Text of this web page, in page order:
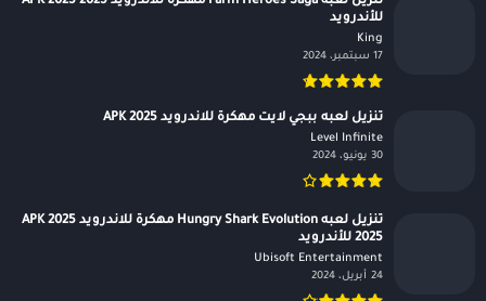
للأندرويد
King‏
17 سبتمبر، 2024
تنزيل لعبه ببجي لايت مهكرة للاندرويد APK 2025
Level Infinite‏
30 يونيو، 2024
تنزيل لعبه Hungry Shark Evolution مهكرة للاندرويد APK 2025
2025 للأندرويد
Ubisoft Entertainment‏
24 أبريل، 2024